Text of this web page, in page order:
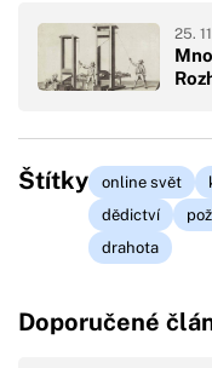
25.
Štítky online svět
dědictví
drahota
Doporučené